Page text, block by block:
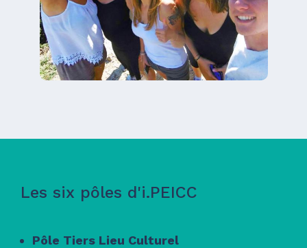
Les six pôles d'i.PEICC
Pôle Tiers Lieu Culturel